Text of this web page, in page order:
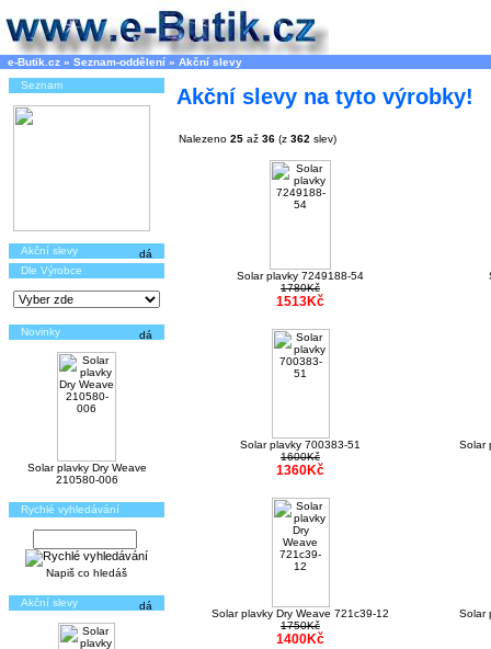
e-Butik.cz » Seznam-oddělení » Akční slevy
Seznam
Akční slevy
Dle Výrobce
Novinky
Solar plavky Dry Weave
210580-006
Rychlé vyhledávání
Napiš co hledáš
Akční slevy
Akční slevy na tyto výrobky!
Nalezeno 25 až 36 (z 362 slev)
Solar plavky 7249188-54
1780Kč
1513Kč
Solar plavky 700383-51
1600Kč
1360Kč
Solar
Solar plavky Dry Weave 721c39-12
1750Kč
1400Kč
Solar